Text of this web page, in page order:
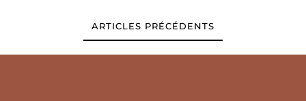
ARTICLES PRÉCÉDENTS